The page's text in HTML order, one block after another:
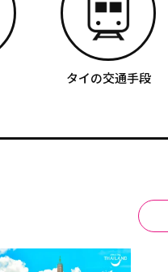
タイの交通手段